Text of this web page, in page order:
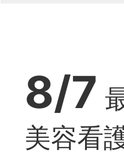
8/7
美容看